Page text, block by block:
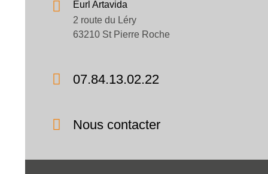
Eurl Artavida
2 route du Léry
63210 St Pierre Roche
07.84.13.02.22
Nous contacter